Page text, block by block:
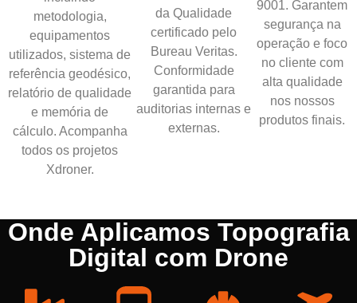
metodologia,
equipamentos
utilizados, sistema de
referência geodésico,
relatório de qualidade
e memória de
cálculo. Acompanha
todos os projetos
Xdroner.
da Qualidade
certificado pelo
Bureau Veritas.
Conformidade
garantida para
auditorias internas e
externas.
9001. Garantem
segurança na
operação e foco
no cliente com
alta qualidade
nos nossos
produtos finais.
Onde Aplicamos Topografia
Digital com Drone